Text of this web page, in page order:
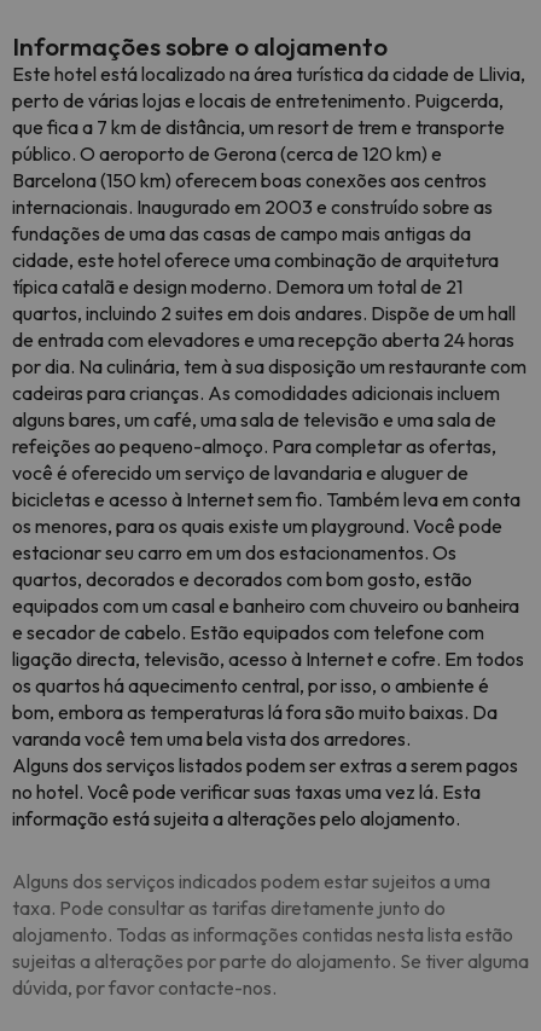
Informações sobre o alojamento
Este hotel está localizado na área turística da cidade de Llivia,
perto de várias lojas e locais de entretenimento. Puigcerda,
que fica a 7 km de distância, um resort de trem e transporte
público. O aeroporto de Gerona (cerca de 120 km) e
Barcelona (150 km) oferecem boas conexões aos centros
internacionais. Inaugurado em 2003 e construído sobre as
fundações de uma das casas de campo mais antigas da
cidade, este hotel oferece uma combinação de arquitetura
típica catalã e design moderno. Demora um total de 21
quartos, incluindo 2 suites em dois andares. Dispõe de um hall
de entrada com elevadores e uma recepção aberta 24 horas
por dia. Na culinária, tem à sua disposição um restaurante com
cadeiras para crianças. As comodidades adicionais incluem
alguns bares, um café, uma sala de televisão e uma sala de
refeições ao pequeno-almoço. Para completar as ofertas,
você é oferecido um serviço de lavandaria e aluguer de
bicicletas e acesso à Internet sem fio. Também leva em conta
os menores, para os quais existe um playground. Você pode
estacionar seu carro em um dos estacionamentos. Os
quartos, decorados e decorados com bom gosto, estão
equipados com um casal e banheiro com chuveiro ou banheira
e secador de cabelo. Estão equipados com telefone com
ligação directa, televisão, acesso à Internet e cofre. Em todos
os quartos há aquecimento central, por isso, o ambiente é
bom, embora as temperaturas lá fora são muito baixas. Da
varanda você tem uma bela vista dos arredores.
Alguns dos serviços listados podem ser extras a serem pagos
no hotel. Você pode verificar suas taxas uma vez lá. Esta
informação está sujeita a alterações pelo alojamento.
Alguns dos serviços indicados podem estar sujeitos a uma
taxa. Pode consultar as tarifas diretamente junto do
alojamento. Todas as informações contidas nesta lista estão
sujeitas a alterações por parte do alojamento. Se tiver alguma
dúvida, por favor contacte-nos.